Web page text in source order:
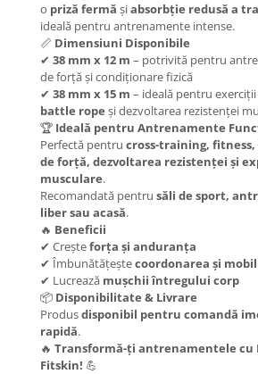
o priză fermă șiabsorbție redusă a
ideală pentru antrenamente intense.
📏 Dimensiuni Disponibile
✔ 38 mm x 12 m – potrivită pentru
de forță și condiționare fizică
✔ 38 mm x 15 m – ideală pentru
battle rope și dezvoltarea rezistenței
🏆 Ideală pentru Antrenamente
Perfectă pentru cross-training,
de forță, dezvoltarea rezistenței și
musculare.
Recomandată pentru săli de sport,
liber sau acasă.
🔥 Beneficii
✔ Creșteforța și anduranța
✔ Îmbunătățeștecoordonarea și
✔ Lucrează mușchii întregului corp
📦 Disponibilitate & Livrare
Produsdisponibil pentru comandă
rapidă.
🔥 Transformă-ți antrenamentele cu
Fitskin! 💪